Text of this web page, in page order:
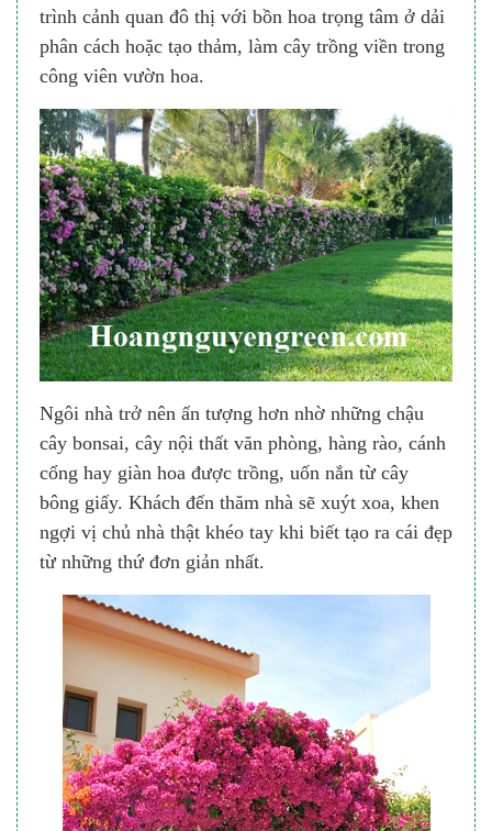
trình cảnh quan đô thị với bồn hoa trọng tâm ở dải
phân cách hoặc tạo thảm, làm cây trồng viền trong
công viên vườn hoa.
Ngôi nhà trở nên ấn tượng hơn nhờ những chậu
cây bonsai, cây nội thất văn phòng, hàng rào, cánh
cổng hay giàn hoa được trồng, uốn nắn từ cây
bông giấy. Khách đến thăm nhà sẽ xuýt xoa, khen
ngợi vị chủ nhà thật khéo tay khi biết tạo ra cái đẹp
từ những thứ đơn giản nhất.